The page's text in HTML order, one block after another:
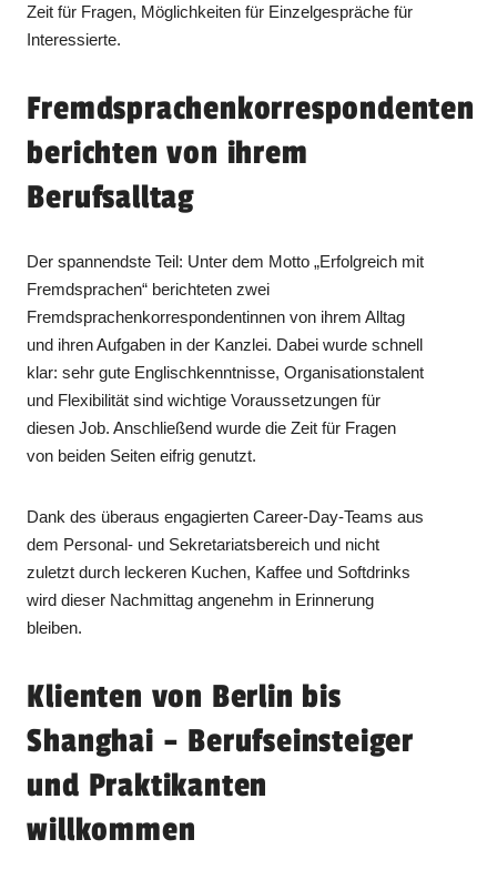
Zeit für Fragen, Möglichkeiten für Einzelgespräche für
Interessierte.
Fremdsprachenkorrespondenten
berichten von ihrem
Berufsalltag
Der spannendste Teil: Unter dem Motto „Erfolgreich mit
Fremdsprachen“ berichteten zwei
Fremdsprachenkorrespondentinnen von ihrem Alltag
und ihren Aufgaben in der Kanzlei. Dabei wurde schnell
klar: sehr gute Englischkenntnisse, Organisationstalent
und Flexibilität sind wichtige Voraussetzungen für
diesen Job. Anschließend wurde die Zeit für Fragen
von beiden Seiten eifrig genutzt.
Dank des überaus engagierten Career-Day-Teams aus
dem Personal- und Sekretariatsbereich und nicht
zuletzt durch leckeren Kuchen, Kaffee und Softdrinks
wird dieser Nachmittag angenehm in Erinnerung
bleiben.
Klienten von Berlin bis
Shanghai – Berufseinsteiger
und Praktikanten
willkommen